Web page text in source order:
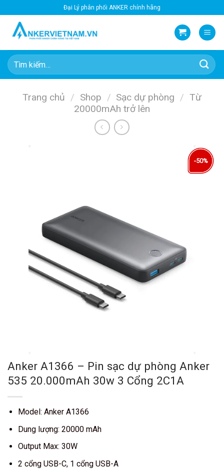
qua
Đại Lý phân phối ANKER chính hãng
Tìm
kiếm:
Trang chủ / Shop / Sạc dự phòng / Từ
20000mAh trở lên
-50%
Anker A1366 – Pin sạc dự phòng Anker
535 20.000mAh 30w 3 Cổng 2C1A
Model: Anker A1366
Dung lượng: 20000 mAh
Output Max: 30W
2 cổng USB-C, 1 cổng USB-A